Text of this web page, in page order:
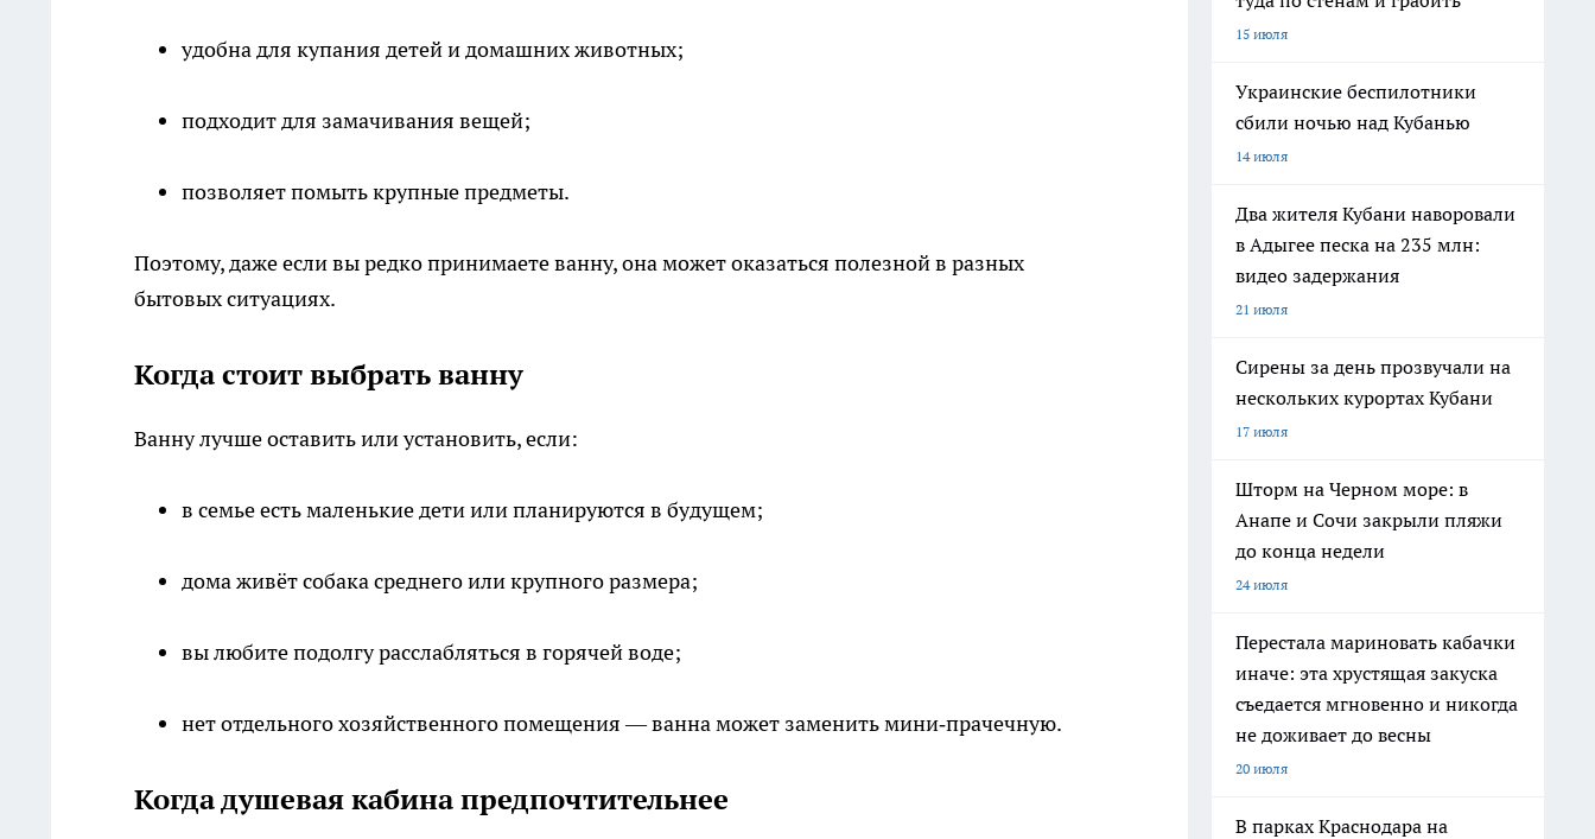
удобна для купания детей и домашних животных;
подходит для замачивания вещей;
позволяет помыть крупные предметы.
Поэтому, даже если вы редко принимаете ванну, она может оказаться полезной в разных
бытовых ситуациях.
Когда стоит выбрать ванну
Ванну лучше оставить или установить, если:
в семье есть маленькие дети или планируются в будущем;
дома живёт собака среднего или крупного размера;
вы любите подолгу расслабляться в горячей воде;
нет отдельного хозяйственного помещения — ванна может заменить мини‑прачечную.
Когда душевая кабина предпочтительнее
15 июля
Украинские беспилотники
сбили ночью над Кубанью
14 июля
Два жителя Кубани наворовали
в Адыгее песка на 235 млн:
видео задержания
21 июля
Сирены за день прозвучали на
нескольких курортах Кубани
17 июля
Шторм на Черном море: в
Анапе и Сочи закрыли пляжи
до конца недели
24 июля
Перестала мариновать кабачки
иначе: эта хрустящая закуска
съедается мгновенно и никогда
не доживает до весны
20 июля
В парках Краснодара на